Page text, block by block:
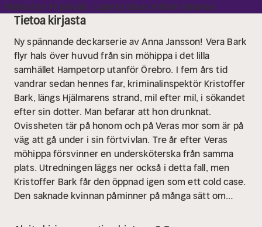
Maksuton 14 päivää · Lopeta tilaus milloin tahansa
Tietoa kirjasta
Ny spännande deckarserie av Anna Jansson! Vera Bark
flyr hals över huvud från sin möhippa i det lilla
samhället Hampetorp utanför Örebro. I fem års tid
vandrar sedan hennes far, kriminalinspektör Kristoffer
Bark, längs Hjälmarens strand, mil efter mil, i sökandet
efter sin dotter. Man befarar att hon drunknat.
Ovissheten tär på honom och på Veras mor som är på
väg att gå under i sin förtvivlan. Tre år efter Veras
möhippa försvinner en undersköterska från samma
plats. Utredningen läggs ner också i detta fall, men
Kristoffer Bark får den öppnad igen som ett cold case.
Den saknade kvinnan påminner på många sätt om
än han först anat.
Dotter saknad är den första delen i